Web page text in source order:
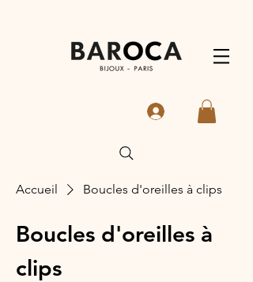
Accueil Boucles d'oreilles à clips
Boucles d'oreilles à
clips